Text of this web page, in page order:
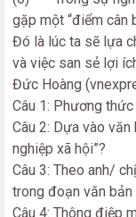
gặp một “điểm cân
Đó là lúc ta sẽ lựa
và việc san sẻ lợi
Đức Hoàng
Câu 1: Phương
Câu 2: Dựa vào văn
nghiệp xã hội”?
Câu 3: Theo anh/
trong đoạn văn bản
Câu 4: Thông điệp